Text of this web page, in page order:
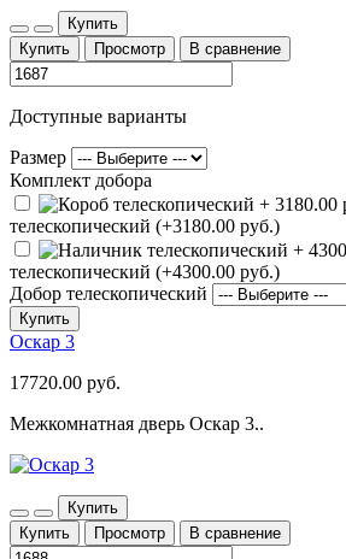
Купить
Купить
Просмотр В сравнение
Доступные варианты
Размер
Комплект добора
телескопический (+3180.00 руб.)
телескопический (+4300.00 руб.)
Добор телескопический
Купить
Оскар 3
17720.00 руб.
Межкомнатная дверь Оскар 3..
Купить
Купить
Просмотр В сравнение